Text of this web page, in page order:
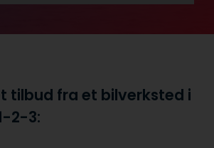
tilbud fra et bilverksted i
2-3: